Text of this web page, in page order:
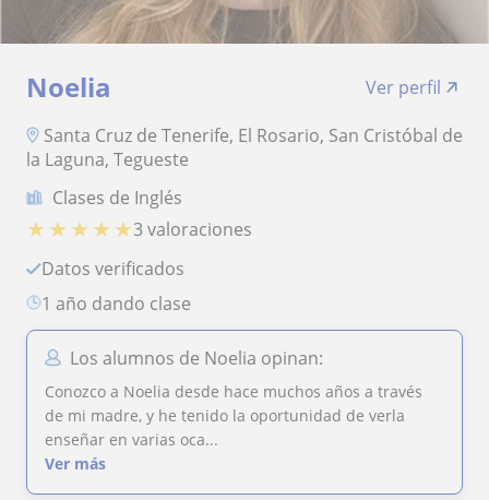
Noelia
Ver perfil
Santa Cruz de Tenerife, El Rosario, San Cristóbal de
la Laguna, Tegueste
Clases de Inglés
★ ★ ★ ★ ★3 valoraciones
Datos verificados
1 año dando clase
Los alumnos de Noelia opinan:
Conozco a Noelia desde hace muchos años a través
de mi madre, y he tenido la oportunidad de verla
enseñar en varias oca...
Ver más